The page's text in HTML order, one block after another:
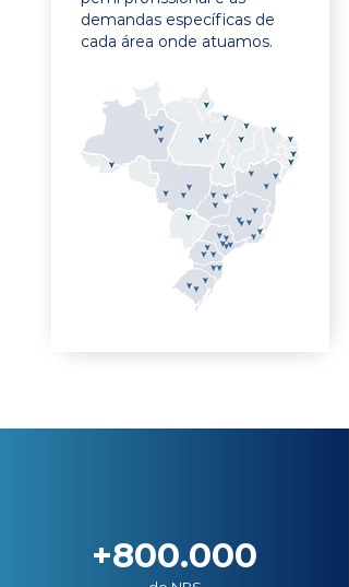
demandas específicas de
cada área onde atuamos.
+800.000